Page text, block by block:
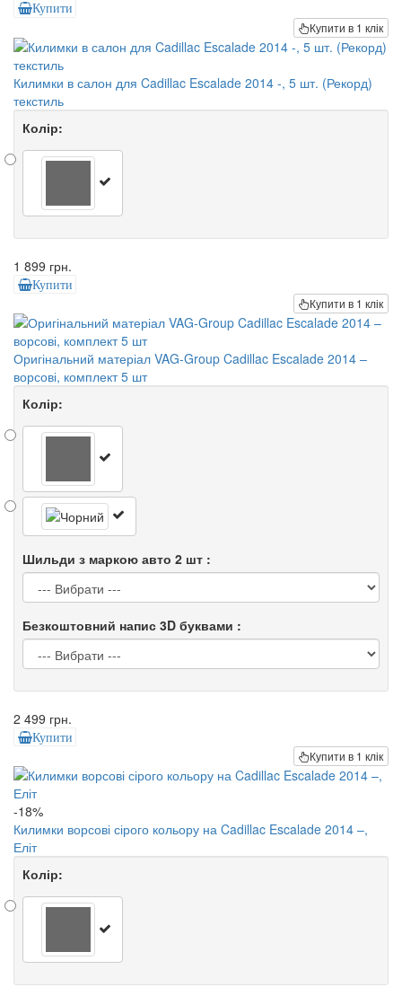
Купити
Купити в 1 клік
Килимки в салон для Cadillac Escalade 2014 -, 5 шт. (Рекорд)
текстиль
Колір:
1 899 грн.
Купити
Купити в 1 клік
Оригінальний матеріал VAG-Group Cadillac Escalade 2014 –
ворсові, комплект 5 шт
Колір:
Шильди з маркою авто 2 шт :
Безкоштовний напис 3D буквами :
2 499 грн.
Купити
Купити в 1 клік
-18%
Килимки ворсові сірого кольору на Cadillac Escalade 2014 –,
Еліт
Колір: